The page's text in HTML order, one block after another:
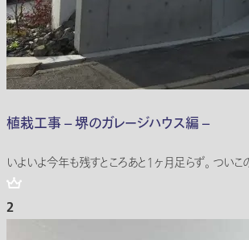
植栽工事 – 堺のガレージハウス編 –
いよいよ今年も残すところあと1ヶ月足らず。 つい
2